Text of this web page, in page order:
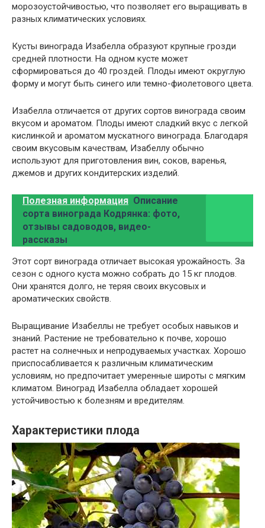
морозоустойчивостью, что позволяет его выращивать в
разных климатических условиях.
Кусты винограда Изабелла образуют крупные грозди
средней плотности. На одном кусте может
сформироваться до 40 гроздей. Плоды имеют округлую
форму и могут быть синего или темно-фиолетового цвета.
Изабелла отличается от других сортов винограда своим
вкусом и ароматом. Плоды имеют сладкий вкус с легкой
кислинкой и ароматом мускатного винограда. Благодаря
своим вкусовым качествам, Изабеллу обычно
используют для приготовления вин, соков, варенья,
джемов и других кондитерских изделий.
Полезная информация Описание
сорта винограда Кодрянка: фото,
отзывы садоводов, видео-
рассказы
Этот сорт винограда отличает высокая урожайность. За
сезон с одного куста можно собрать до 15 кг плодов.
Они хранятся долго, не теряя своих вкусовых и
ароматических свойств.
Выращивание Изабеллы не требует особых навыков и
знаний. Растение не требовательно к почве, хорошо
растет на солнечных и непродуваемых участках. Хорошо
приспосабливается к различным климатическим
условиям, но предпочитает умеренные широты с мягким
климатом. Виноград Изабелла обладает хорошей
устойчивостью к болезням и вредителям.
Характеристики плода